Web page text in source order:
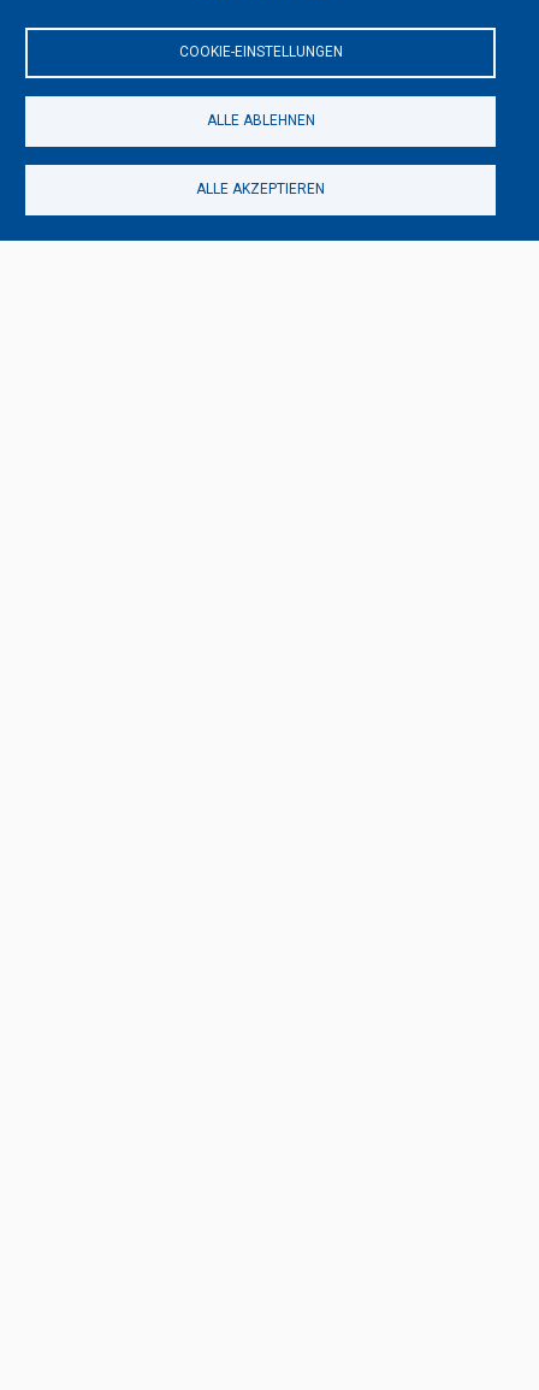
Alle akzeptieren
COOKIE-EINSTELLUNGEN
ALLE ABLEHNEN
ALLE AKZEPTIEREN